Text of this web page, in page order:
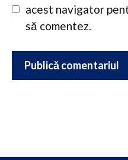
acest navigator
să comentez.